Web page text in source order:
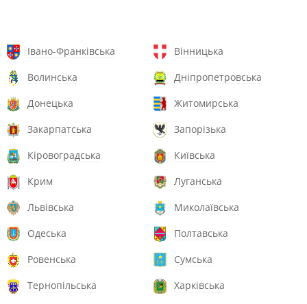
Івано-Франківська
Вінницька
Волинська
Дніпропетровська
Донецька
Житомирська
Закарпатська
Запорізька
Кіровоградська
Київська
Крим
Луганська
Львівська
Миколаївська
Одеська
Полтавська
Ровенська
Сумська
Тернопільська
Харківська